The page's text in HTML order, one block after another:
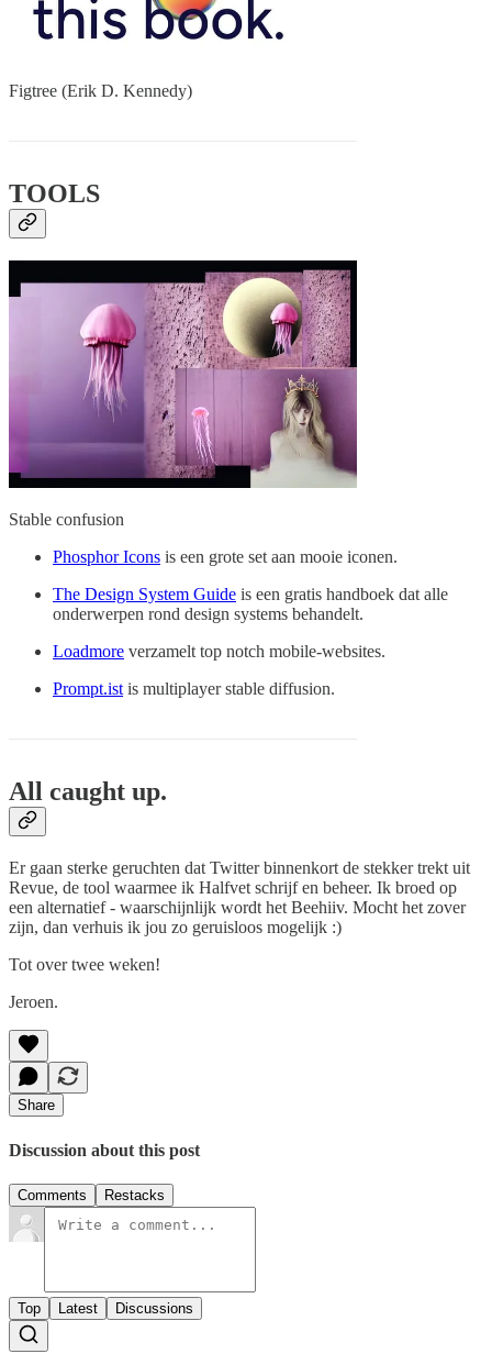
Figtree (Erik D. Kennedy)
TOOLS
Stable confusion
Phosphor Icons is een grote set aan mooie iconen.
The Design System Guide is een gratis handboek dat alle
onderwerpen rond design systems behandelt.
Loadmore verzamelt top notch mobile-websites.
Prompt.ist is multiplayer stable diffusion.
All caught up.
Er gaan sterke geruchten dat Twitter binnenkort de stekker trekt uit
Revue, de tool waarmee ik Halfvet schrijf en beheer. Ik broed op
een alternatief - waarschijnlijk wordt het Beehiiv. Mocht het zover
zijn, dan verhuis ik jou zo geruisloos mogelijk :)
Tot over twee weken!
Jeroen.
Share
Discussion about this post
Comments Restacks
Top Latest Discussions